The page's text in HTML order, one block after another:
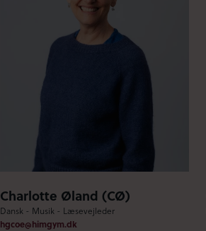
Charlotte Øland (CØ)
Dansk - Musik - Læsevejleder
hgcoe@himgym.dk